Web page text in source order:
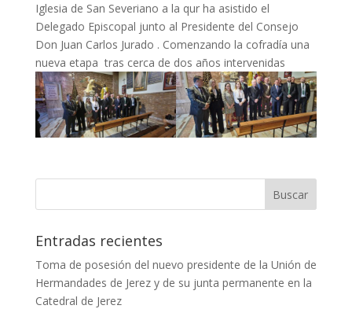
Iglesia de San Severiano a la qur ha asistido el
Delegado Episcopal junto al Presidente del Consejo
Don Juan Carlos Jurado . Comenzando la cofradía una
nueva etapa tras cerca de dos años intervenidas
Entradas recientes
Toma de posesión del nuevo presidente de la Unión de
Hermandades de Jerez y de su junta permanente en la
Catedral de Jerez